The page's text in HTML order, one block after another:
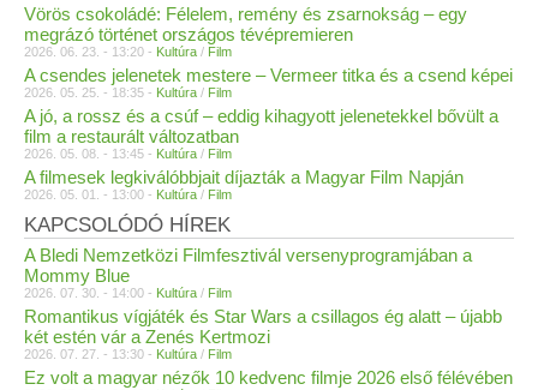
Vörös csokoládé: Félelem, remény és zsarnokság – egy
megrázó történet országos tévépremieren
2026. 06. 23. - 13:20 - Kultúra / Film
A csendes jelenetek mestere – Vermeer titka és a csend képei
2026. 05. 25. - 18:35 - Kultúra / Film
A jó, a rossz és a csúf – eddig kihagyott jelenetekkel bővült a
film a restaurált változatban
2026. 05. 08. - 13:45 - Kultúra / Film
A filmesek legkiválóbbjait díjazták a Magyar Film Napján
2026. 05. 01. - 13:00 - Kultúra / Film
KAPCSOLÓDÓ HÍREK
A Bledi Nemzetközi Filmfesztivál versenyprogramjában a
Mommy Blue
2026. 07. 30. - 14:00 - Kultúra / Film
Romantikus vígjáték és Star Wars a csillagos ég alatt – újabb
két estén vár a Zenés Kertmozi
2026. 07. 27. - 13:30 - Kultúra / Film
Ez volt a magyar nézők 10 kedvenc filmje 2026 első félévében